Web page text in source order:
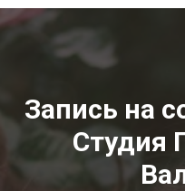
Запись на
Студия